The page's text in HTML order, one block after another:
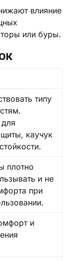
влияние
или буры.
типу
каучук
плотно
и не
при
и